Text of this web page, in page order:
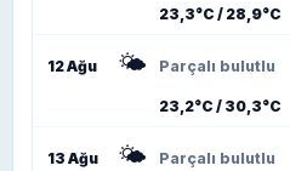
23,3°C / 28,9°C
12 Ağu 🌤️ Parçalı bulutlu
23,2°C / 30,3°C
13 Ağu 🌤️ Parçalı bulutlu